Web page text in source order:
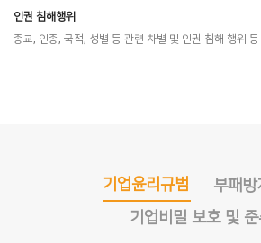
인권 침해행위
종교, 인종, 국적, 성별 등 관련 차별 및 인권 침해 행위 등
기업윤리규범
부패방
기업비밀 보호 및